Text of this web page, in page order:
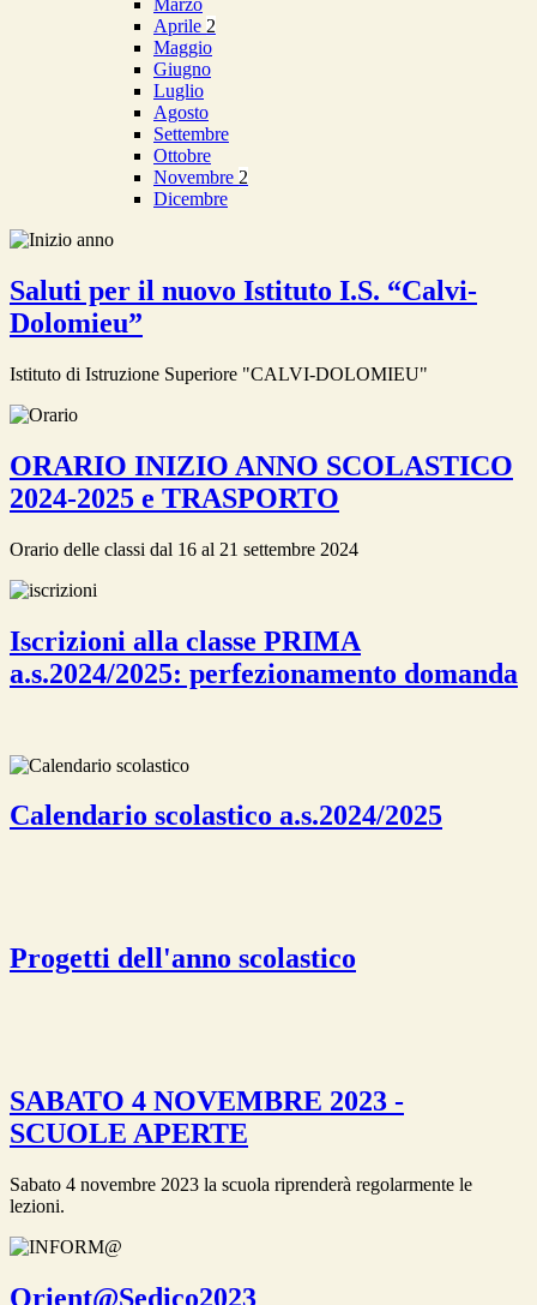
Marzo
Aprile 2
Maggio
Giugno
Luglio
Agosto
Settembre
Ottobre
Novembre 2
Dicembre
Saluti per il nuovo Istituto I.S. “Calvi-
Dolomieu”
Istituto di Istruzione Superiore "CALVI-DOLOMIEU"
ORARIO INIZIO ANNO SCOLASTICO
2024-2025 e TRASPORTO
Orario delle classi dal 16 al 21 settembre 2024
Iscrizioni alla classe PRIMA
a.s.2024/2025: perfezionamento domanda
Calendario scolastico a.s.2024/2025
Progetti dell'anno scolastico
SABATO 4 NOVEMBRE 2023 -
SCUOLE APERTE
Sabato 4 novembre 2023 la scuola riprenderà regolarmente le
lezioni.
Orient@Sedico2023